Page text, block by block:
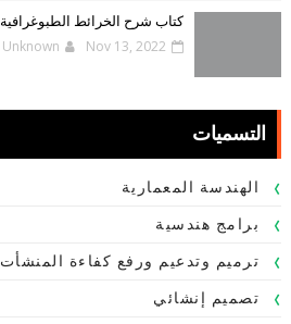
كتاب شرح الخرائط الطبوغرافية
Unknown Nov 13, 2022
التسميات
الهندسة المعمارية
برامج هندسية
ترميم وتدعيم ورفع كفاءة المنشأت
تصميم إنشائي